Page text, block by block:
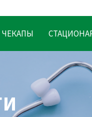
ЧЕКАПЫ